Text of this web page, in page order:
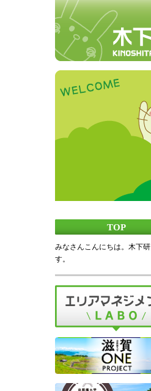
TOP
みなさんこんにちは。木下
す。